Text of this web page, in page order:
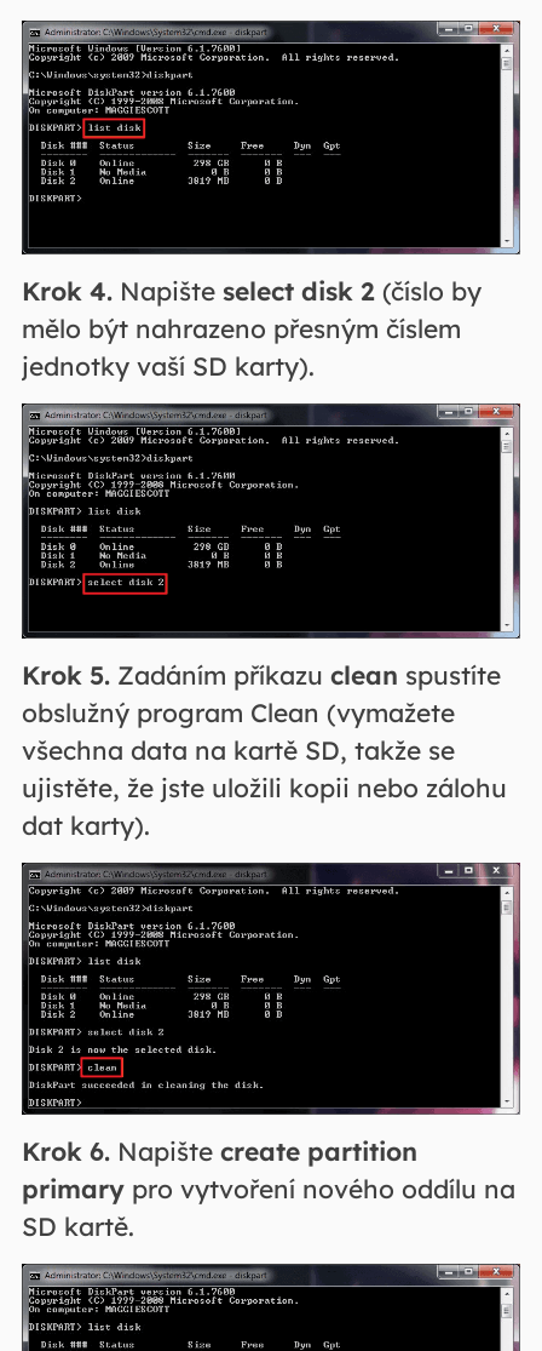
Krok 4.Napište select disk 2(číslo by
mělo být nahrazeno přesným číslem
jednotky vaší SD karty).
Krok 5.Zadáním příkazu clean spustíte
obslužný program Clean (vymažete
všechna data na kartě SD, takže se
ujistěte, že jste uložili kopii nebo zálohu
dat karty).
Krok 6.Napište create partition
primarypro vytvoření nového oddílu na
SD kartě.